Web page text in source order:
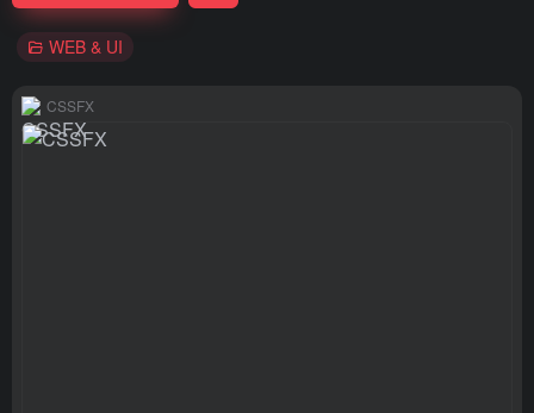
WEB & UI
CSSFX